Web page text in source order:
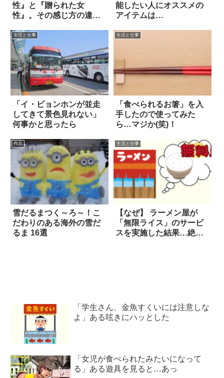
性』と『贈られた女
性』。その感じ方の違い
能したい人にオススメの
アイテムは…
生活と仕事
「イ・ビョンホンが並走
してきて景色見れない」
何事かと思ったら
生活と仕事
「食べられるお箸」を入
手したので使ってみた
ら…マジか(笑)！
作品
雪だるまつく～ろ～！こ
だわりのある海外の雪だ
るま 16選
生活と仕事
【なぜ】 ラーメン屋が
「無限ライス」のサービ
スを実施した結果…絶
「学生さん、金魚すくいには注意しな
よ」ある呟きにハッとした
「女児が食べられたみたいになって
る」ある遊具を見ると…あっ